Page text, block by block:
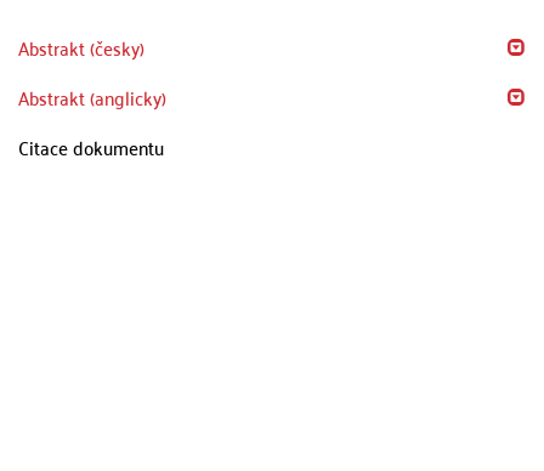
Abstrakt (česky)
Abstrakt (anglicky)
Citace dokumentu